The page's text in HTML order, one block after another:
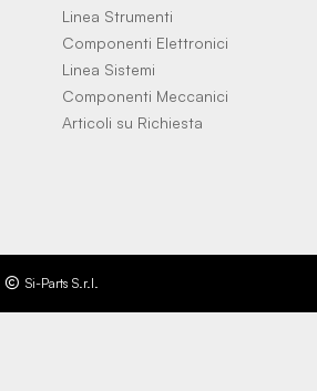
Linea Strumenti
Componenti Elettronici
Linea Sistemi
Componenti Meccanici
Articoli su Richiesta
Si-Parts S.r.l.